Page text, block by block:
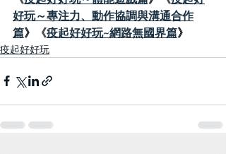
好玩～專注力、動作協調與溝通合作
篇》 《疫起好好玩~網路無國界篇》
疫起好好玩